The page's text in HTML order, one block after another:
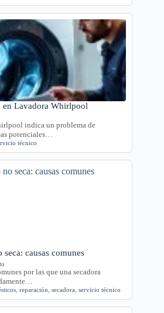
Lavadora Whirlpool
indica un problema de
potenciales…
técnico
seca: causas comunes
por las que una secadora
reparación secadora servicio técnico